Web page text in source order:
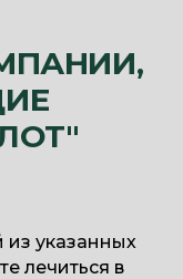
из указанных
лечиться в